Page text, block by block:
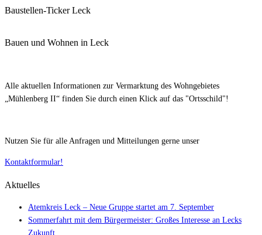
Baustellen-Ticker Leck
Bauen und Wohnen in Leck
Alle aktuellen Informationen zur Vermarktung des Wohngebietes
„Mühlenberg II“ finden Sie durch einen Klick auf das "Ortsschild"!
Nutzen Sie für alle Anfragen und Mitteilungen gerne unser
Kontaktformular!
Aktuelles
Atemkreis Leck – Neue Gruppe startet am 7. September
Sommerfahrt mit dem Bürgermeister: Großes Interesse an Lecks
Zukunft